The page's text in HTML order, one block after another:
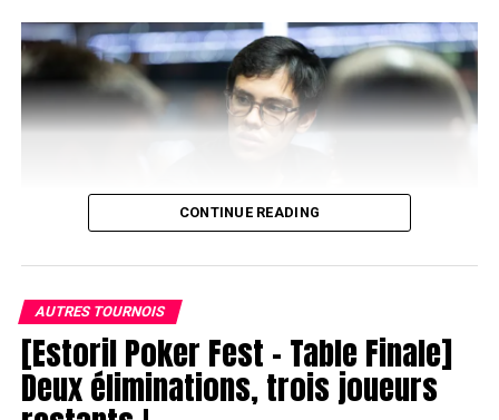
RELATED TOPICS:
UP NEXT
First break
Joao Pedro
Juste après son élimination, le head’s up a donc eu lieu
CONTINUE READING
AUTRES TOURNOIS
[Estoril Poker Fest – Table Finale]
Deux éliminations, trois joueurs